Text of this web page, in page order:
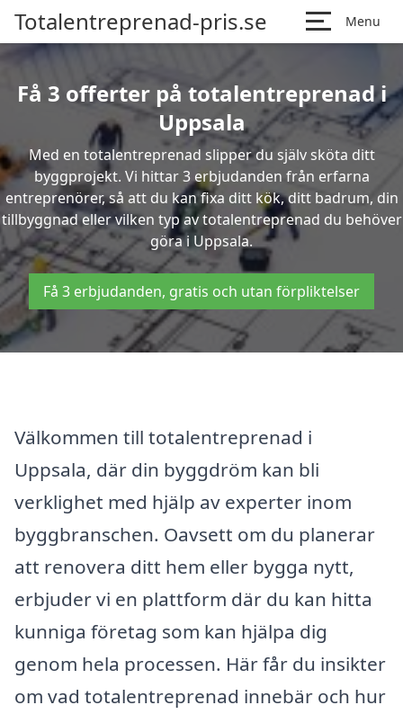
Totalentreprenad-pris.se Menu
Få 3 offerter på totalentreprenad i
Uppsala
Med en totalentreprenad slipper du själv sköta ditt
byggprojekt. Vi hittar 3 erbjudanden från erfarna
entreprenörer, så att du kan fixa ditt kök, ditt badrum, din
tillbyggnad eller vilken typ av totalentreprenad du behöver
göra i Uppsala.
Få 3 erbjudanden, gratis och utan förpliktelser
Välkommen till totalentreprenad i
Uppsala, där din byggdröm kan bli
verklighet med hjälp av experter inom
byggbranschen. Oavsett om du planerar
att renovera ditt hem eller bygga nytt,
erbjuder vi en plattform där du kan hitta
kunniga företag som kan hjälpa dig
genom hela processen. Här får du insikter
om vad totalentreprenad innebär och hur